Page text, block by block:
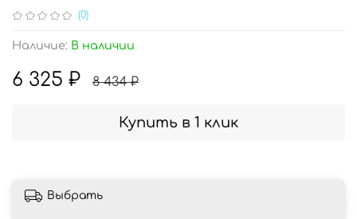
(0)
Наличие: В наличии
6 325 ₽ 8 434 ₽
Купить в 1 клик
Выбрать